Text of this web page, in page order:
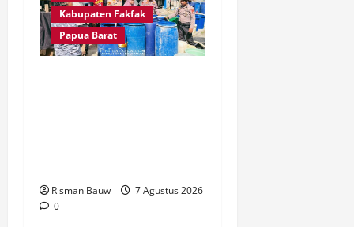
Kabupaten Fakfak
Papua Barat
Risman Bauw
7 Agustus 2026
0